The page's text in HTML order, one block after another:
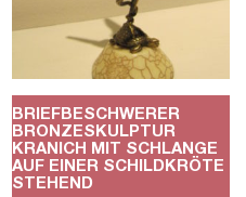
BRIEFBESCHWERER
BRONZESKULPTUR
KRANICH MIT SCHLANGE
AUF EINER SCHILDKRÖTE
STEHEND